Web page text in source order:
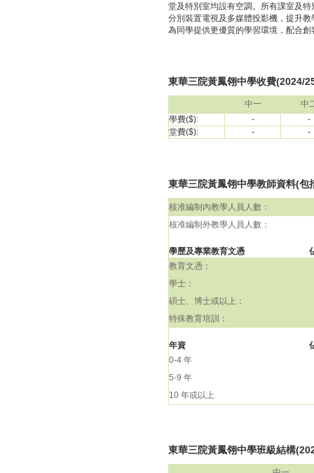
堂及特別室均設有空調。所有課室及
分別裝置電視及多媒體投影機，提升
為同學提供更優質的學習環境，配合
東華三院黃鳳翎中學收費(2024/
中一
中
學費($):
-
-
堂費($):
- -
東華三院黃鳳翎中學教師資料(包
核准編制內教學人員人數：
核准編制外教學人員人數：
學歷及專業教育文憑
教育文憑：
學士：
碩士、博士或以上：
特殊教育培訓：
年資
0-4 年
5-9 年
10 年或以上
東華三院黃鳳翎中學班級結構